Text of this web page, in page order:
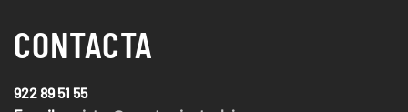
CONTACTA
922 89 51 55